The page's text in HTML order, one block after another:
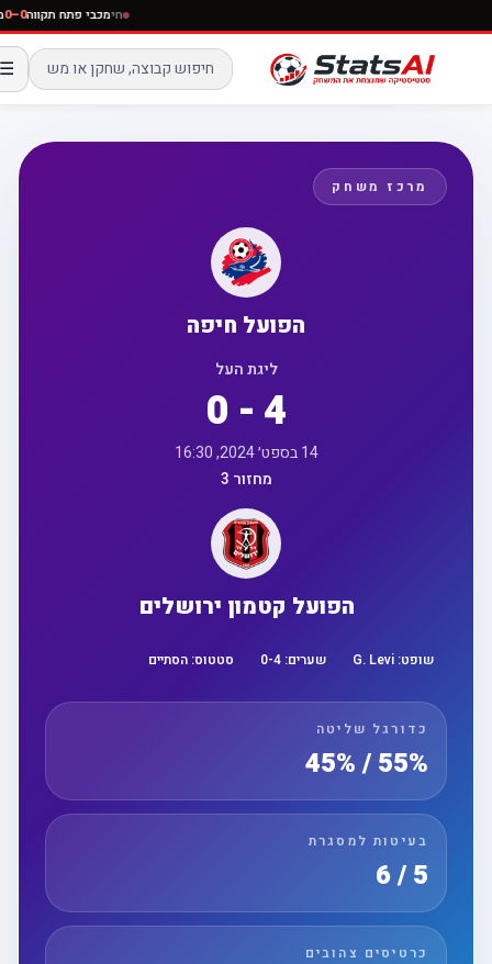
חימכבי פתח תקווה
☰
מרכז משחק
הפועל חיפה
ליגת העל
0 - 4
14 בספט׳ 2024, 16:30
מחזור 3
הפועל קטמון ירושלים
שופט:G. Levi שערים: 0 -4 סטטוס:הסתיים
כדורגל שליטה
55% / 45%
בעיטות למסגרת
כרטיסים צהובים